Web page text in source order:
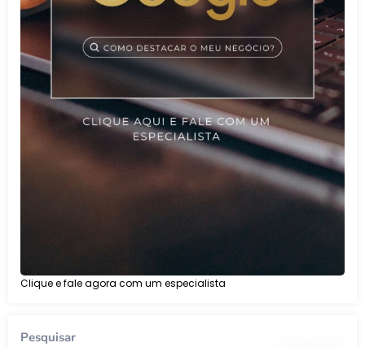
Clique e fale agora com um especialista
Pesquisar